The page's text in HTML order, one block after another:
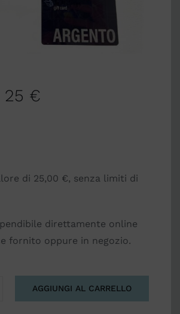
25 €
di 25,00 €, senza limiti di
direttamente online
fornito oppure in negozio.
AGGIUNGI AL CARRELLO